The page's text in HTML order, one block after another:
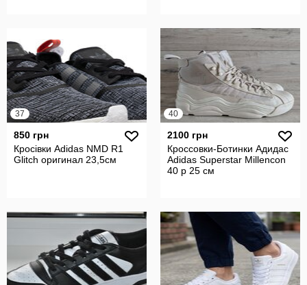
37
850 грн
Кросівки Adidas NMD R1
Glitch оригинал 23,5см
40
2100 грн
Кроссовки-Ботинки Адидас
Adidas Superstar Millencon
40 р 25 см